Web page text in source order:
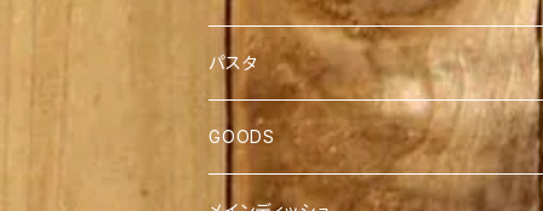
４枚セット
パスタ
GOODS